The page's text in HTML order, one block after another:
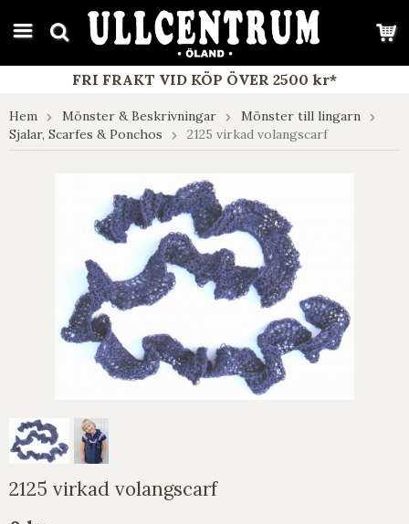
google-site-verification: google7e4b1026db5d9f32.html
FRI FRAKT VID KÖP ÖVER 2500 kr*
Hem Mönster & Beskrivningar
Mönster till lingarn
Sjalar, Scarfes & Ponchos
2125 virkad volangscarf
2125 virkad volangscarf